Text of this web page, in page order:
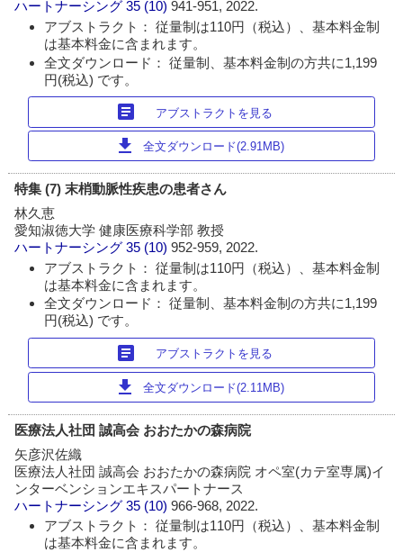
ハートナーシング 35 (10)941-951, 2022.
アブストラクト： 従量制は110円（税込）、基本料金制
は基本料金に含まれます。
全文ダウンロード： 従量制、基本料金制の方共に1,199
円(税込) です。
article アブストラクトを見る
download 全文ダウンロード(2.91MB)
特集 (7) 末梢動脈性疾患の患者さん
林久恵
愛知淑徳大学 健康医療科学部 教授
ハートナーシング 35 (10)952-959, 2022.
アブストラクト： 従量制は110円（税込）、基本料金制
は基本料金に含まれます。
全文ダウンロード： 従量制、基本料金制の方共に1,199
円(税込) です。
article アブストラクトを見る
download 全文ダウンロード(2.11MB)
医療法人社団 誠高会 おおたかの森病院
矢彦沢佐織
医療法人社団 誠高会 おおたかの森病院 オペ室(カテ室専属)イ
ンターベンションエキスパートナース
ハートナーシング 35 (10)966-968, 2022.
アブストラクト： 従量制は110円（税込）、基本料金制
は基本料金に含まれます。